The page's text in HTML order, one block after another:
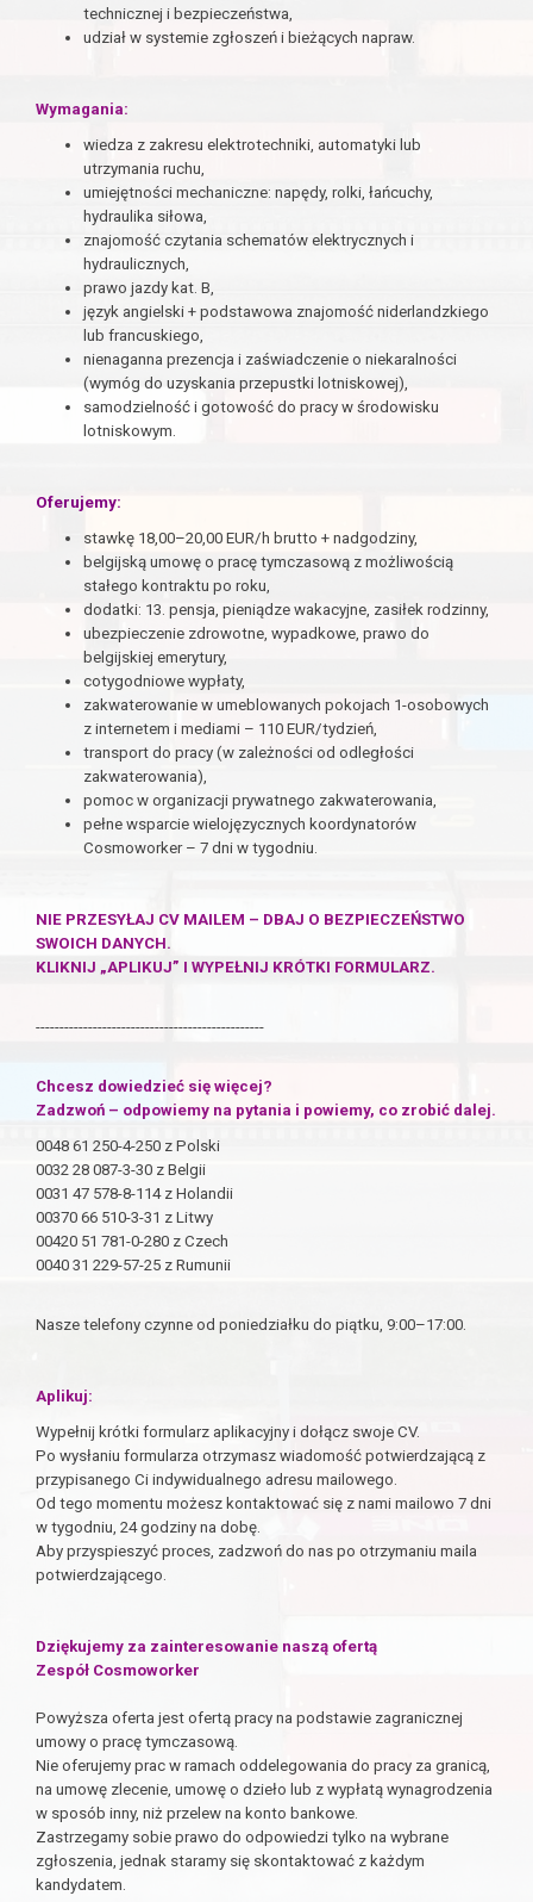
technicznej i bezpieczeństwa,
udział w systemie zgłoszeń i bieżących napraw.
Wymagania:
wiedza z zakresu elektrotechniki, automatyki lub
utrzymania ruchu,
umiejętności mechaniczne: napędy, rolki, łańcuchy,
hydraulika siłowa,
znajomość czytania schematów elektrycznych i
hydraulicznych,
prawo jazdy kat. B,
język angielski + podstawowa znajomość niderlandzkiego
lub francuskiego,
nienaganna prezencja i zaświadczenie o niekaralności
(wymóg do uzyskania przepustki lotniskowej),
samodzielność i gotowość do pracy w środowisku
lotniskowym.
Oferujemy:
stawkę 18,00–20,00 EUR/h brutto + nadgodziny,
belgijską umowę o pracę tymczasową z możliwością
stałego kontraktu po roku,
dodatki: 13. pensja, pieniądze wakacyjne, zasiłek rodzinny,
ubezpieczenie zdrowotne, wypadkowe, prawo do
belgijskiej emerytury,
cotygodniowe wypłaty,
zakwaterowanie w umeblowanych pokojach 1-osobowych
z internetem i mediami – 110 EUR/tydzień,
transport do pracy (w zależności od odległości
zakwaterowania),
pomoc w organizacji prywatnego zakwaterowania,
pełne wsparcie wielojęzycznych koordynatorów
Cosmoworker – 7 dni w tygodniu.
NIE PRZESYŁAJ CV MAILEM – DBAJ O BEZPIECZEŃSTWO
SWOICH DANYCH.
KLIKNIJ „APLIKUJ” I WYPEŁNIJ KRÓTKI FORMULARZ.
------------------------------------------------
Chcesz dowiedzieć się więcej?
Zadzwoń – odpowiemy na pytania i powiemy, co zrobić dalej.
0048 61 250-4-250 z Polski
0032 28 087-3-30 z Belgii
0031 47 578-8-114 z Holandii
00370 66 510-3-31 z Litwy
00420 51 781-0-280 z Czech
0040 31 229-57-25 z Rumunii
Nasze telefony czynne od poniedziałku do piątku, 9:00–17:00.
Aplikuj:
Wypełnij krótki formularz aplikacyjny i dołącz swoje CV.
Po wysłaniu formularza otrzymasz wiadomość potwierdzającą z
przypisanego Ci indywidualnego adresu mailowego.
Od tego momentu możesz kontaktować się z nami mailowo 7 dni
w tygodniu, 24 godziny na dobę.
Aby przyspieszyć proces, zadzwoń do nas po otrzymaniu maila
potwierdzającego.
Dziękujemy za zainteresowanie naszą ofertą
Zespół Cosmoworker
Powyższa oferta jest ofertą pracy na podstawie zagranicznej
umowy o pracę tymczasową.
Nie oferujemy prac w ramach oddelegowania do pracy za granicą,
na umowę zlecenie, umowę o dzieło lub z wypłatą wynagrodzenia
w sposób inny, niż przelew na konto bankowe.
Zastrzegamy sobie prawo do odpowiedzi tylko na wybrane
zgłoszenia, jednak staramy się skontaktować z każdym
kandydatem.